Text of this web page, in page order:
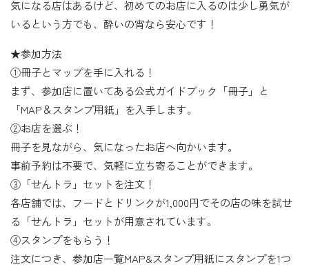
気になる店はあるけど、初めてのお店に入るのは少し勇気が
いるという方でも、酔いの宵なら安心です！
★参加方法
①冊子とマップを手に入れる！
まず、参加店に置いてある公式ガイドブック「冊子」と
「MAP＆スタンプ用紙」を入手します。
②お店を選ぶ！
冊子を見ながら、気になったお店へ向かいます。
事前予約は不要で、気軽に立ち寄ることができます。
③「せんトラ」セットを注文！
各店舗では、フードとドリンクが1,000円でその店の味を試せ
る「せんトラ」セットが用意されています。
④スタンプをもらう！
注文につき、参加店一覧MAP&スタンプ用紙にスタンプを1つ